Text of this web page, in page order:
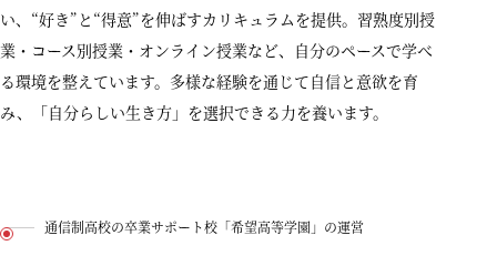
い、“好き”と“得意”を伸ばすカリキュラムを提供。習熟度別授
業・コース別授業・オンライン授業など、自分のペースで学べ
る環境を整えています。多様な経験を通じて自信と意欲を育
み、「自分らしい生き方」を選択できる力を養います。
通信制高校の卒業サポート校「希望高等学園」の運営